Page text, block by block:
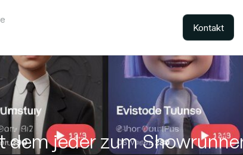
Kontakt
dem jeder zum